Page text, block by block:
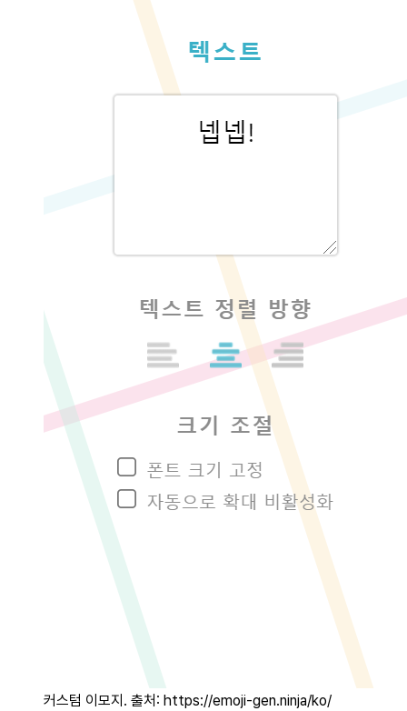
커스텀 이모지. 출처: https://emoji-gen.ninja/ko/